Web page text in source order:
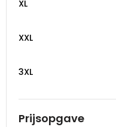
XL
XXL
3XL
Prijsopgave